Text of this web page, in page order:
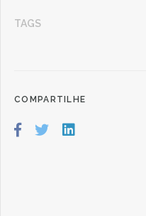
TAGS
COMPARTILHE